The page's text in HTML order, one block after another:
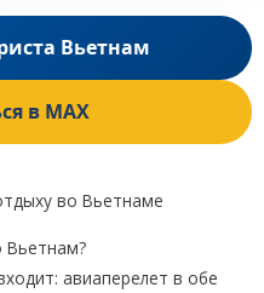
Вьетнам
в MAX
во Вьетнаме
Вьетнам?
авиаперелет в обе